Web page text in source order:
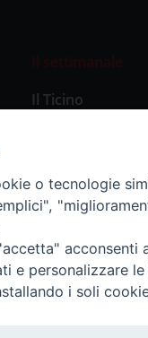
Il settimanale
Il Ticino
o tecnologie
acconsenti
e personalizzare
i soli